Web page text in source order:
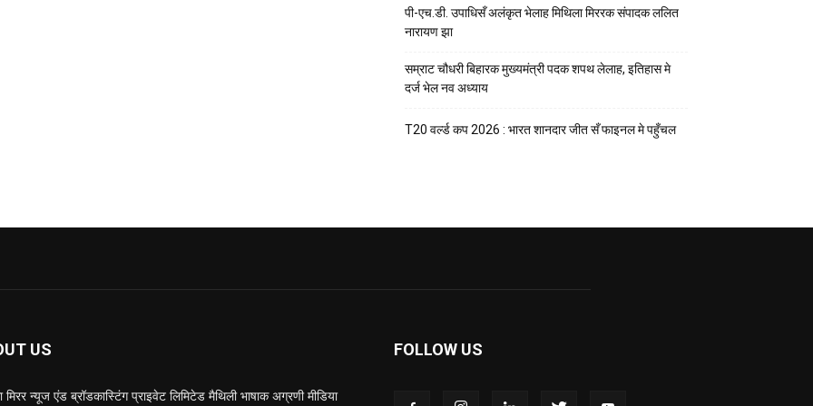
पी-एच.डी. उपाधिसँ अलंकृत भेलाह मिथिला मिररक संपादक ललित
नारायण झा
सम्राट चौधरी बिहारक मुख्यमंत्री पदक शपथ लेलाह, इतिहास मे
दर्ज भेल नव अध्याय
T20 वर्ल्ड कप 2026 : भारत शानदार जीत सँ फाइनल मे पहुँचल
US
मिरर न्यूज एंड ब्रॉडकास्टिंग प्राइवेट लिमिटेड मैथिली भाषाक अग्रणी मीडिया
FOLLOW US